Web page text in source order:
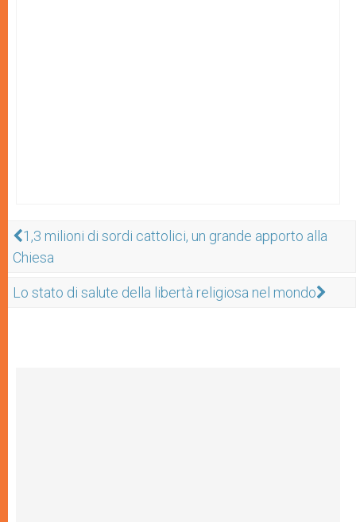
1,3 milioni di sordi cattolici, un grande apporto alla
Chiesa
Lo stato di salute della libertà religiosa nel mondo